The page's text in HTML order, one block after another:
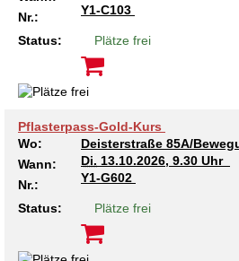
Kindertagesstätte Klaus-
“Mäuseburg” /
Kindertagesstätte König-
Kindertagesstätte Langes
Kindertagesstätte
Kindertagesstätte
Familienzentrum
Kindertagesstätte Hiltrud-
Kindertagesstätte Ibykusweg
Kindertagesstätte Johannes-
Kindertagesstätte
Kindertagesstätte Klaus-
“Mäuseburg” /
Nr.:
Y1-C103
Status: Plätze frei
Pflasterpass-Gold-Kurs
Wo:
Deisterstraße 85A/
Wann:
Di. 13.10.2026, 9.30 Uhr
Nr.:
Y1-G602
Status: Plätze frei